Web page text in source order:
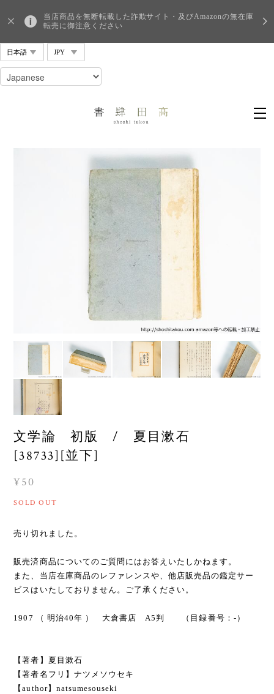
当店商品を無断転載した詐欺サイト・及びAmazonの無在庫
転売に御注意ください
文学論 初版 / 夏目漱石
[38733][並下]
¥50
SOLD OUT
売り切れました。
販売済商品についてのご質問にはお答えいたしかねます。
また、当店在庫商品のレファレンスや、他店販売品の鑑定サー
ビスはいたしておりません。ご了承ください。
1907 （ 明治40年 ） 大倉書店 A5判 （目録番号：-）
【著者】夏目漱石
【著者名フリ】ナツメソウセキ
【author】natsumesouseki